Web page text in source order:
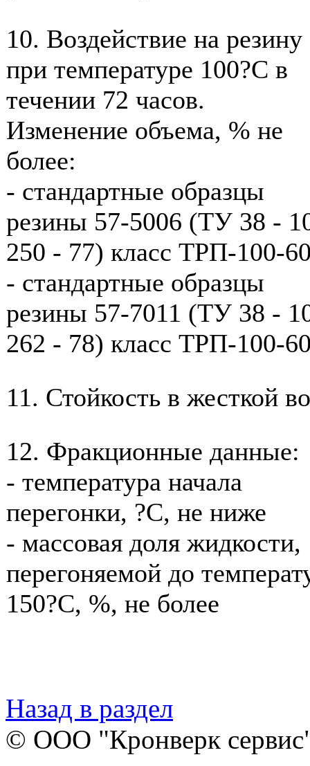
10. Воздействие на резину
при температуре 100?С в
течении 72 часов.
Изменение объема, % не
более:
- стандартные образцы
резины 57-5006 (ТУ 38 -
250 - 77) класс ТРП-100-
- стандартные образцы
резины 57-7011 (ТУ 38 -
262 - 78) класс ТРП-100-
11. Стойкость в жесткой
12. Фракционные данные:
- температура начала
перегонки, ?С, не ниже
- массовая доля жидкости,
перегоняемой до
150?С, %, не более
Назад в раздел
© ООО "Кронверк